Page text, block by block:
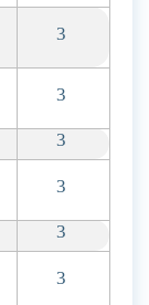
3
3
3
3
3
3